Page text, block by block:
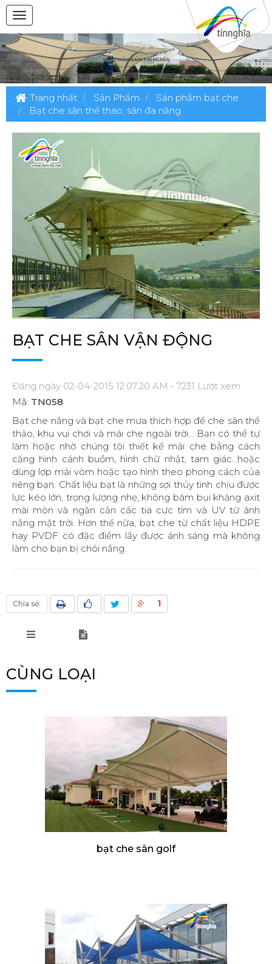
Trang nhất Sản Phẩm
Sản phẩm bạt che
Bạt che sân thể thao, sân đa năng
BẠT CHE SÂN VẬN ĐỘNG
Đăng ngày 02-04-2015 12:07:20 AM - 7231 Lượt xem
Mã: TN058
Bạt che nắng và bạt che mưa thích hợp để che sân thể
thảo, khu vui chơi và mái che ngoài trời... Bạn có thể tự
làm hoặc nhờ chúng tôi thiết kế mái che bằng cách
căng hình cánh buồm, hình chữ nhật, tam giác...hoặc
dùng lợp mái vòm hoặc tạo hình theo phong cách của
riêng bạn. Chất liệu bạt là những sợi thủy tinh chịu được
lực kéo lớn, trọng lượng nhẹ, không bám bụi kháng axit
mài mòn và ngăn cản các tia cực tím và UV từ ánh
nắng mặt trời. Hơn thế nữa, bạt che từ chất liệu HDPE
hay PVDF có đặc điểm lấy được ánh sáng mà không
làm cho bạn bị chói nắng.
Chia sẻ: 1
CÙNG LOẠI
bạt che sân golf